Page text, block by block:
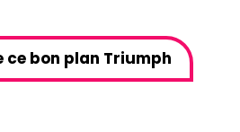
ce bon plan Triumph